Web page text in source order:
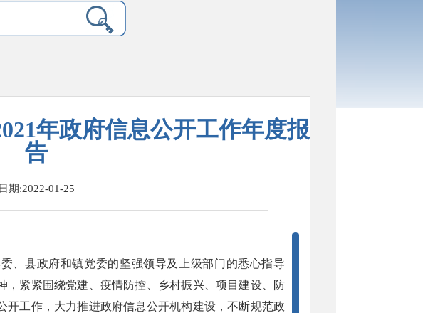
年政府信息公开工作年度报
告
期:2022-01-25
、县政府和镇党委的坚强领导及上级部门的悉心指导
，紧紧围绕党建、疫情防控、乡村振兴、项目建设、防
开工作，大力推进政府信息公开机构建设，不断规范政